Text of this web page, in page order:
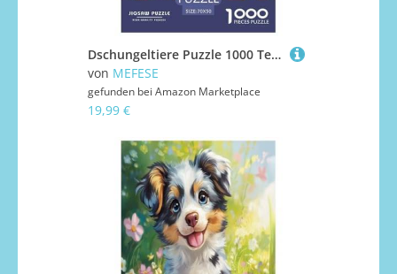
Dschungeltiere Puzzle 1000 Teile Schwer Puzzle Spielzeug Pädagogisches Spiel Impossible Herausforderung Spielzeug Für Erwachsene Kinder 70x50cm/1000pcs
von MEFESE
gefunden bei Amazon Marketplace
19,99 €